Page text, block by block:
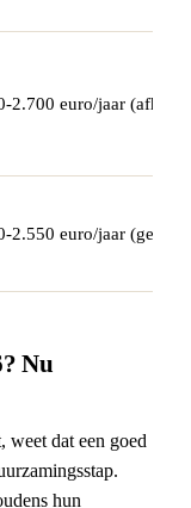
2.700 euro/jaar
2.550 euro/jaar
Nu
weet dat een goed
hun